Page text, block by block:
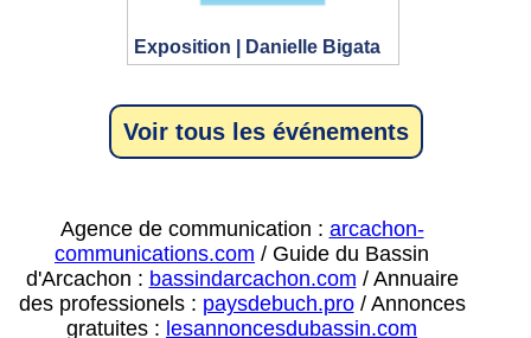
Exposition | Danielle Bigata
Voir tous les événements
Agence de communication : arcachon-
communications.com / Guide du Bassin
d'Arcachon : bassindarcachon.com / Annuaire
des professionels : paysdebuch.pro/ Annonces
gratuites : lesannoncesdubassin.com